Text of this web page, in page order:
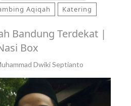
Aqiqah Katering
Bandung Terdekat |
Box
Dwiki Septianto